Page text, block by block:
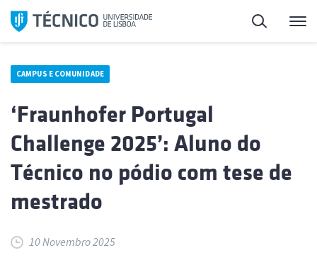
Saltar
para
Pesquisa
CAMPUS E COMUNIDADE
‘Fraunhofer Portugal
Challenge 2025’: Aluno do
Técnico no pódio com tese de
mestrado
10 Novembro 2025